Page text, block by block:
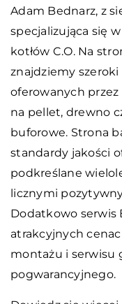
Adam Bednarz, z
specjalizująca się
kotłów C.O. Na
znajdziemy
oferowanych
na pellet, drewno
buforowe. Strona
standardy jakości
podkreślane
licznymi
Dodatkowo serwis
atrakcyjnych
montażu i serwisu
pogwarancyjnego.